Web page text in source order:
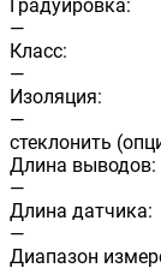
Градуировка:
—
Класс:
—
Изоляция:
—
стеклонить
Длина выводов:
—
Длина датчика:
—
Диапазон